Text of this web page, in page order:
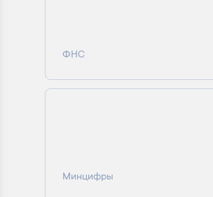
ФНС
Минцифры